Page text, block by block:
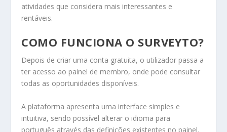
atividades que considera mais interessantes e
rentáveis.
COMO FUNCIONA O SURVEYTO?
Depois de criar uma conta gratuita, o utilizador passa a
ter acesso ao painel de membro, onde pode consultar
todas as oportunidades disponíveis.
A plataforma apresenta uma interface simples e
intuitiva, sendo possível alterar o idioma para
português através das definições existentes no painel.